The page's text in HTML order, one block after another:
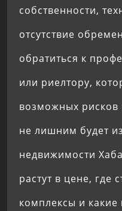
собственности,
отсутствие
обратиться к
или риелтору,
возможных
не лишним будет
недвижимости
растут в цене, где
комплексы и